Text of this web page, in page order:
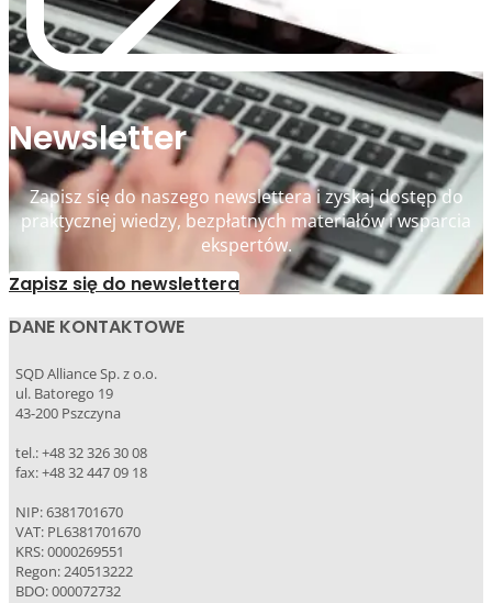
Newsletter
Zapisz się do naszego newslettera i zyskaj dostęp do
praktycznej wiedzy, bezpłatnych materiałów i wsparcia
ekspertów.
Zapisz się do newslettera
DANE KONTAKTOWE
SQD Alliance Sp. z o.o.
ul. Batorego 19
43-200 Pszczyna
tel.: +48 32 326 30 08
fax: +48 32 447 09 18
NIP: 6381701670
VAT: PL6381701670
KRS: 0000269551
Regon: 240513222
BDO: 000072732